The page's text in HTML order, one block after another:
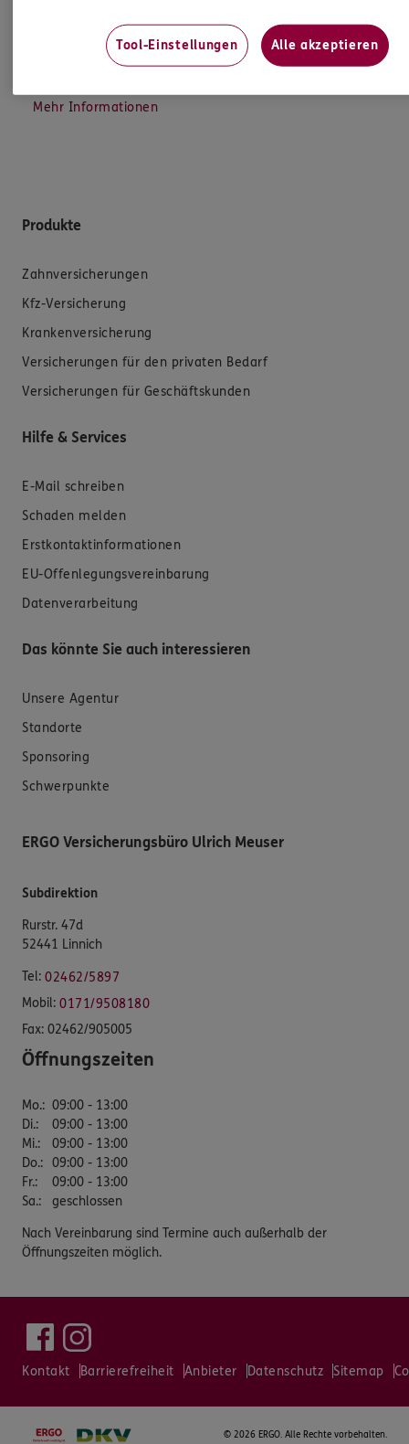
dazu an. Ich biete Beratung an, für die
Versicherungsvermittlung erhalte ich Provision,
ferner sonstige Zuwendungen.
Mehr Informationen
Produkte
Zahnversicherungen
Kfz-Versicherung
Krankenversicherung
Versicherungen für den privaten Bedarf
Versicherungen für Geschäftskunden
Hilfe & Services
E-Mail schreiben
Schaden melden
Erstkontaktinformationen
EU-Offenlegungsvereinbarung
Datenverarbeitung
Das könnte Sie auch interessieren
Unsere Agentur
Standorte
Sponsoring
Schwerpunkte
ERGO Versicherungsbüro Ulrich Meuser
Subdirektion
Rurstr. 47d
52441 Linnich
Tel: 02462/5897
Mobil: 0171/9508180
Fax: 02462/905005
Öffnungszeiten
Mo.: 09:00 - 13:00
Di.:
09:00 - 13:00
Mi.:
09:00 - 13:00
Do.: 09:00 - 13:00
Fr.:
09:00 - 13:00
Sa.: geschlossen
Nach Vereinbarung sind Termine auch außerhalb der
Öffnungszeiten möglich.
Kontakt Barrierefreiheit Anbieter Datenschutz Sitemap
© 2026 ERGO. Alle Rechte vorbehalten.
Tool-Einstellungen Alle akzeptieren